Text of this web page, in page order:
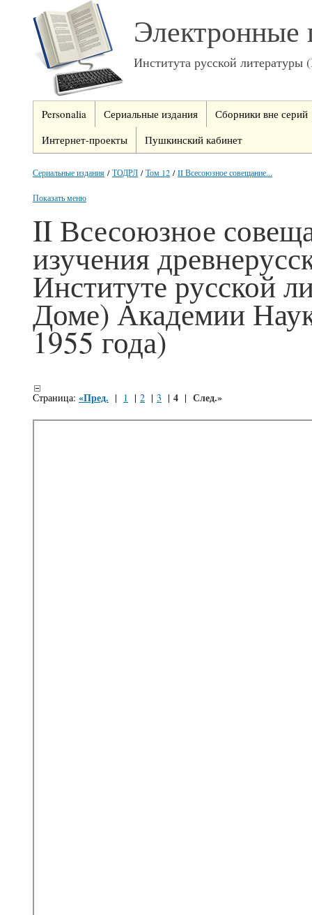
Электронные
Института русской
Personalia Сериальные издания
Сборники вне серий
Интернет-проекты
Пушкинский кабинет
Сериальные издания /ТОДРЛ /Том 12 /II Всесоюзное совещание...
Показать меню
II Всесоюзное
изучения
Институте русской
Доме) Академии
1955 года)
Страница: «Пред. | 1 | 2 | 3 | 4 | След.»